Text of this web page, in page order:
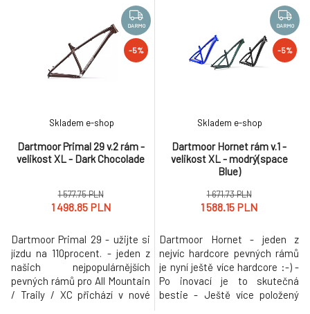
ale byl specificky upraven pro
potřeby rostoucí slopeduro
scény. Moderní geometrie z
Jibbirdu dělá ještě hravější
nástroj, který však neztrácí
potřebnou s
lepší zážitek z jízdy.
Devětadvacítková verze v
upravené agresivnější
geometrii je ideální pro ty, kdo
rádi jezdí na kole delší vzdále
DARMO
-5%
Dartmoor Primal 29 v.2 rám -
velikost XL - Dark Chocolade
Skladem e-shop
1 577.75 PLN
1 498.85 PLN
Dartmoor Primal 29 - užijte si
jízdu na 110procent. - jeden z
našich nejpopulárnějších
pevných rámů pro All Mountain
/ Traily / XC přichází v nové
DARMO
-5%
Dartmoor Hornet rám v.1 -
velikost XL - modrý(space
Blue)
Skladem e-shop
1 671.73 PLN
1 588.15 PLN
Dartmoor Hornet - jeden z
nejvíc hardcore pevných rámů
je nyní ještě více hardcore :-) -
Po inovací je to skutečná
bestie - Ještě více položený